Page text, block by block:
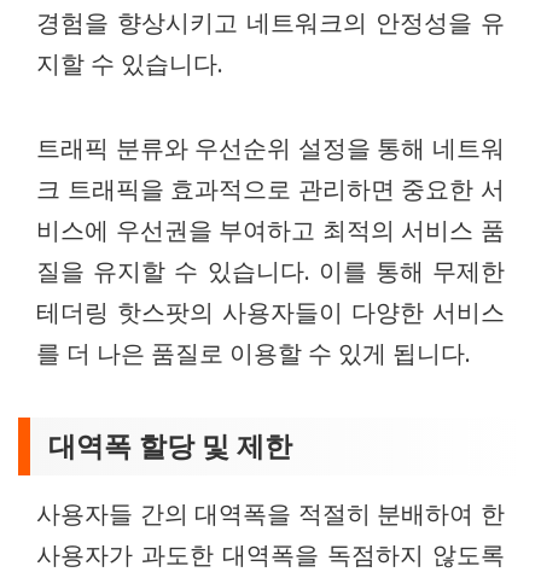
경험을 향상시키고 네트워크의 안정성을 유
지할 수 있습니다.
트래픽 분류와 우선순위 설정을 통해 네트워
크 트래픽을 효과적으로 관리하면 중요한 서
비스에 우선권을 부여하고 최적의 서비스 품
질을 유지할 수 있습니다. 이를 통해 무제한
테더링 핫스팟의 사용자들이 다양한 서비스
를 더 나은 품질로 이용할 수 있게 됩니다.
대역폭 할당 및 제한
사용자들 간의 대역폭을 적절히 분배하여 한
사용자가 과도한 대역폭을 독점하지 않도록